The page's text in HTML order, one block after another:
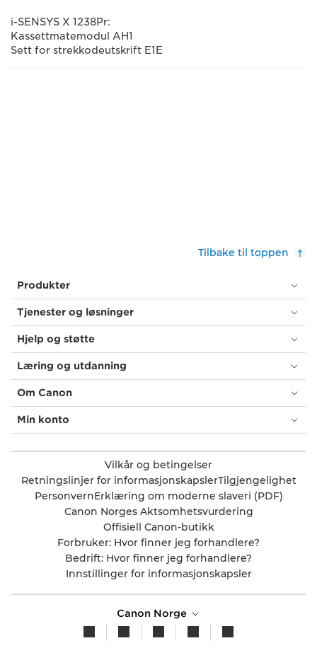
i-SENSYS X 1238Pr:
Kassettmatemodul AH1
Sett for strekkodeutskrift E1E
Tilbake til toppen
Produkter
Tjenester og løsninger
Hjelp og støtte
Læring og utdanning
Om Canon
Min konto
Vilkår og betingelser
Retningslinjer for informasjonskapslerTilgjengelighet
PersonvernErklæring om moderne slaveri (PDF)
Canon Norges Aktsomhetsvurdering
Offisiell Canon-butikk
Forbruker: Hvor finner jeg forhandlere?
Bedrift: Hvor finner jeg forhandlere?
Innstillinger for informasjonskapsler
Canon Norge